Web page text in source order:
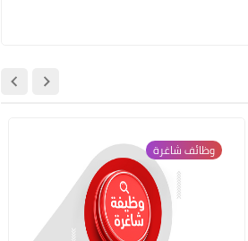
وظائف شاغرة